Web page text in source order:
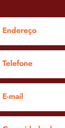
Endereço
Telefone
E-mail